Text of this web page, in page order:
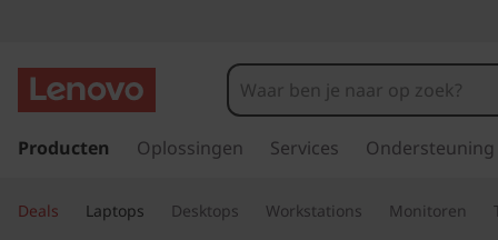
h
n
k
a
a
Producten Oplossingen Services Ondersteuning
Deals Laptops Desktops Workstations Monitoren